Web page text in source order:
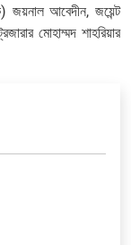
জয়নাল আবেদীন, জয়েন্ট
মোহাম্মদ শাহরিয়ার